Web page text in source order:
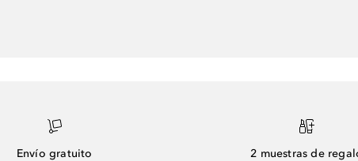
Envío gratuito
2 muestras de